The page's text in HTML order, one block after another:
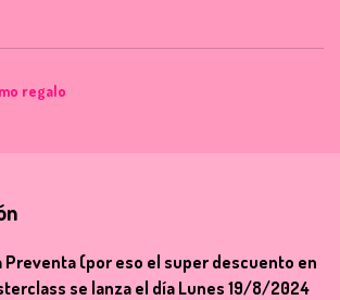
regalo
Preventa (por eso el super descuento en
se lanza el día Lunes 19/8/2024